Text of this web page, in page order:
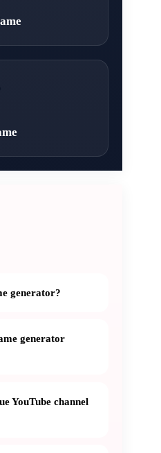
generator?
generator
YouTube channel